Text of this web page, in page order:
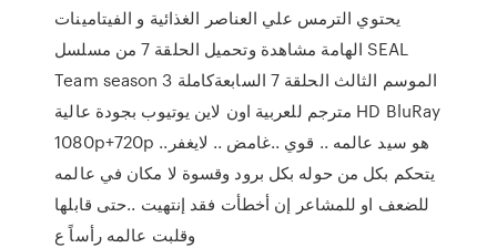
يحتوي الترمس علي العناصر الغذائية و الفيتامينات
الهامة مشاهدة وتحميل الحلقة 7 من مسلسل SEAL
Team season 3 الموسم الثالث الحلقة 7 السابعةكاملة
مترجم للعربية اون لاين يوتيوب بجودة عالية HD BluRay
1080p+720p هو سيد عالمه .. قوي ..غامض .. لايغفر..
يتحكم بكل من حوله بكل برود وقسوة لا مكان في عالمه
للضعف او للمشاعر إن أخطأت فقد إنتهيت ..حتى قابلها
وقلبت عالمه رأساً ع